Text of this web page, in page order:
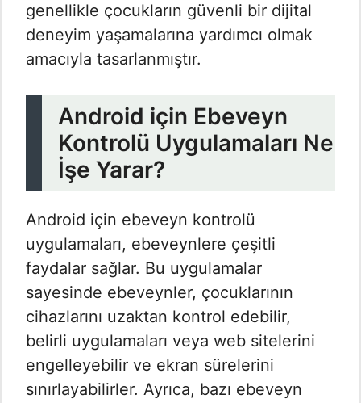
genellikle çocukların güvenli bir dijital
deneyim yaşamalarına yardımcı olmak
amacıyla tasarlanmıştır.
Android için Ebeveyn
Kontrolü Uygulamaları Ne
İşe Yarar?
Android için ebeveyn kontrolü
uygulamaları, ebeveynlere çeşitli
faydalar sağlar. Bu uygulamalar
sayesinde ebeveynler, çocuklarının
cihazlarını uzaktan kontrol edebilir,
belirli uygulamaları veya web sitelerini
engelleyebilir ve ekran sürelerini
sınırlayabilirler. Ayrıca, bazı ebeveyn